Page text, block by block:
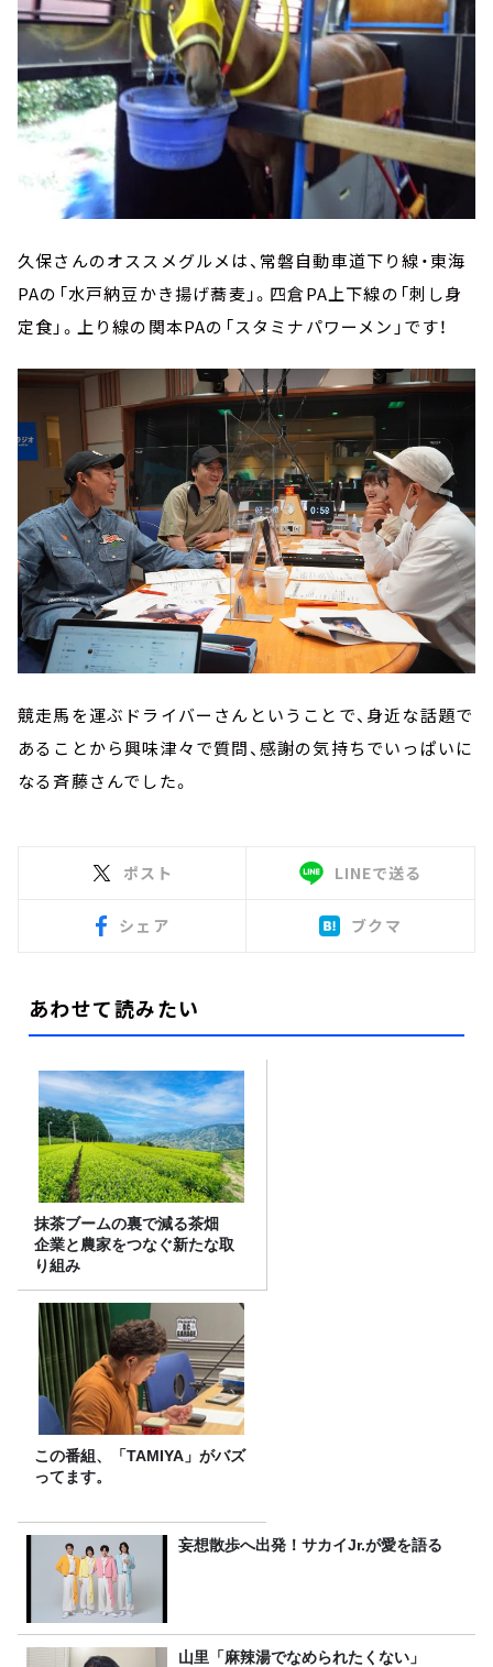
久保さんのオススメグルメは、常磐自動車道下り線・東海
PAの「水戸納豆かき揚げ蕎麦」。四倉PA上下線の「刺し身
定食」。上り線の関本PAの「スタミナパワーメン」です！
競走馬を運ぶドライバーさんということで、身近な話題で
あることから興味津々で質問、感謝の気持ちでいっぱいに
なる斉藤さんでした。
ポスト LINEで送る
シェア ブクマ
あわせて読みたい
抹茶ブームの裏で減る茶畑
企業と農家をつなぐ新たな取
り組み
この番組、「TAMIYA」がバズ
ってます。
妄想散歩へ出発！サカイJr.が愛を語る
山里「麻辣湯でなめられたくない」